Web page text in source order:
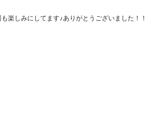
楽しみにしてます♪ありがとうございました！！